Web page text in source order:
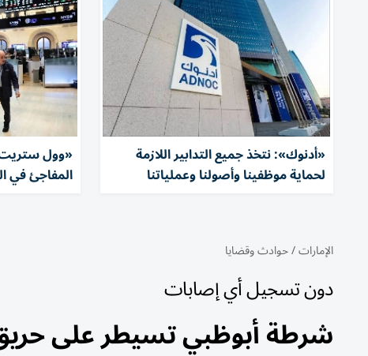
«أدنوك»: نتخذ جميع التدابير اللازمة
لحماية موظفينا وأصولنا وعملياتنا
«وول
المفاجئ في
الإمارات/حوادث وقضايا
دون تسجيل أي إصابات
شرطة أبوظبي تسيطر على